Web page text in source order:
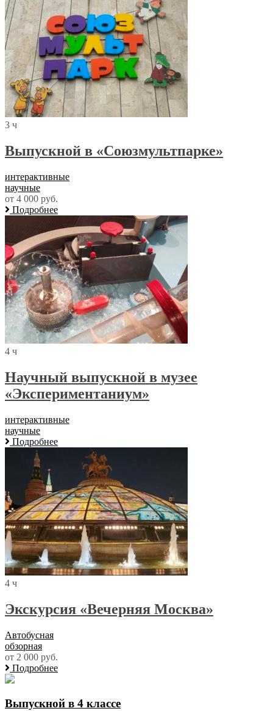
3 ч
Выпускной в «Союзмультпарке»
интерактивные
научные
от 4 000 руб.
Подробнее
4 ч
Научный выпускной в музее
«Экспериментаниум»
интерактивные
научные
Подробнее
4 ч
Экскурсия «Вечерняя Москва»
Автобусная
обзорная
от 2 000 руб.
Подробнее
Выпускной в 4 классе